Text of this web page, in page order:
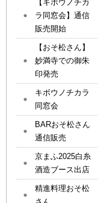
【キボウノチカ
ラ同窓会】通信
販売開始
【おそ松さん】
妙満寺での御朱
印発売
キボウノチカラ
同窓会
BARおそ松さん
通信販売
京まふ2025白糸
酒造ブース出店
精進料理おそ松